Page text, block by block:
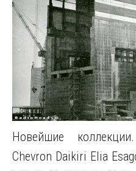
Новейшие
Chevron Daikiri Elia